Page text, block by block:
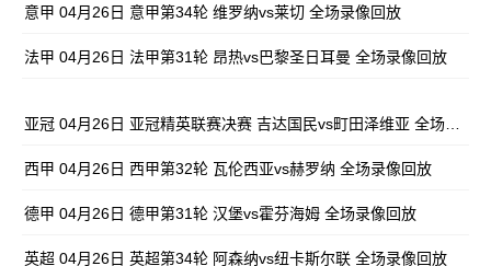
意甲 04月26日 意甲第34轮 维罗纳vs莱切 全场录像回放
法甲 04月26日 法甲第31轮 昂热vs巴黎圣日耳曼 全场录像回放
西甲 04月26日 西甲第32轮 瓦伦西亚vs赫罗纳 全场录像回放
德甲 04月26日 德甲第31轮 汉堡vs霍芬海姆 全场录像回放
英超 04月26日 英超第34轮 阿森纳vs纽卡斯尔联 全场录像回放